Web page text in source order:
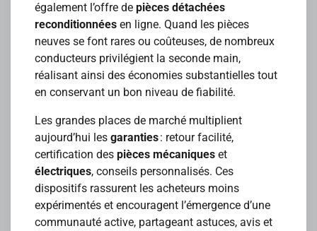
également l’offre depièces détachées
reconditionnées en ligne. Quand les pièces
neuves se font rares ou coûteuses, de nombreux
conducteurs privilégient la seconde main,
réalisant ainsi des économies substantielles tout
en conservant un bon niveau de fiabilité.
Les grandes places de marché multiplient
aujourd’hui lesgaranties: retour facilité,
certification despièces mécaniques et
électriques, conseils personnalisés. Ces
dispositifs rassurent les acheteurs moins
expérimentés et encouragent l’émergence d’une
communauté active, partageant astuces, avis et